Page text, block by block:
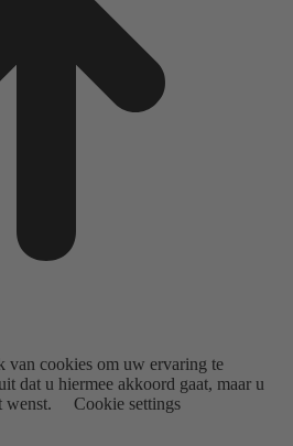
van cookies om uw ervaring te
dat u hiermee akkoord gaat, maar u
wenst.
Cookie settings